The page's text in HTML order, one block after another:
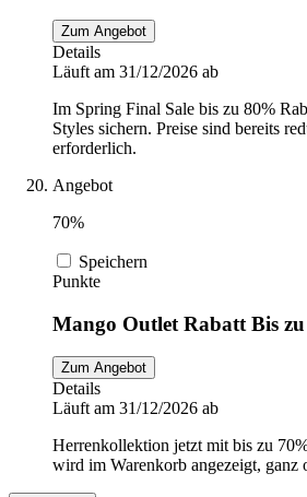
Zum Angebot
Details
Läuft am 31/12/2026 ab
Im Spring Final Sale bis zu 80%
Styles sichern. Preise sind bereits
erforderlich.
Angebot
70%
Speichern
Punkte
Mango Outlet Rabatt Bis
Zum Angebot
Details
Läuft am 31/12/2026 ab
Herrenkollektion jetzt mit bis zu
wird im Warenkorb angezeigt, ganz